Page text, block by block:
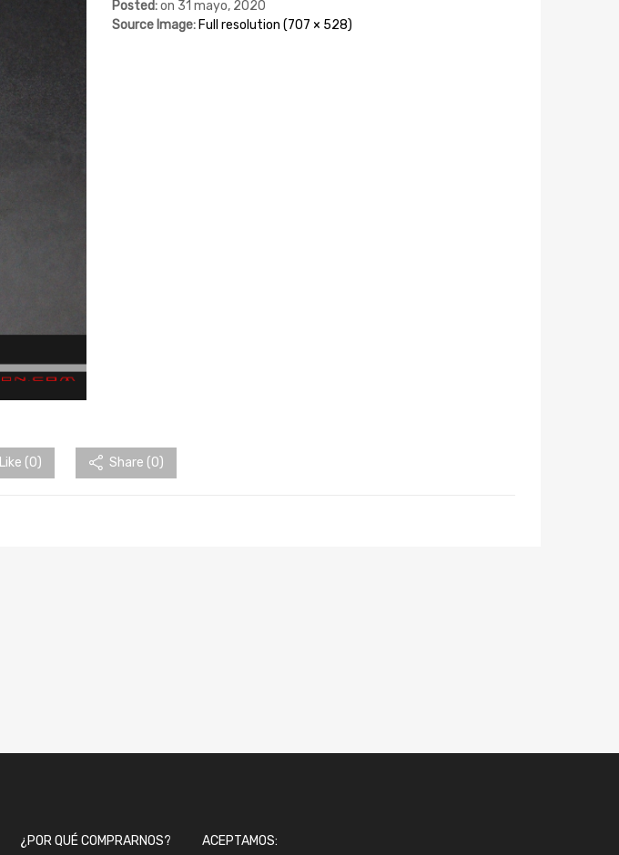
Posted:on 31 mayo, 2020
Source Image: Full resolution (707 × 528)
Like (0) Share (0)
¿POR QUÉ COMPRARNOS? ACEPTAMOS: